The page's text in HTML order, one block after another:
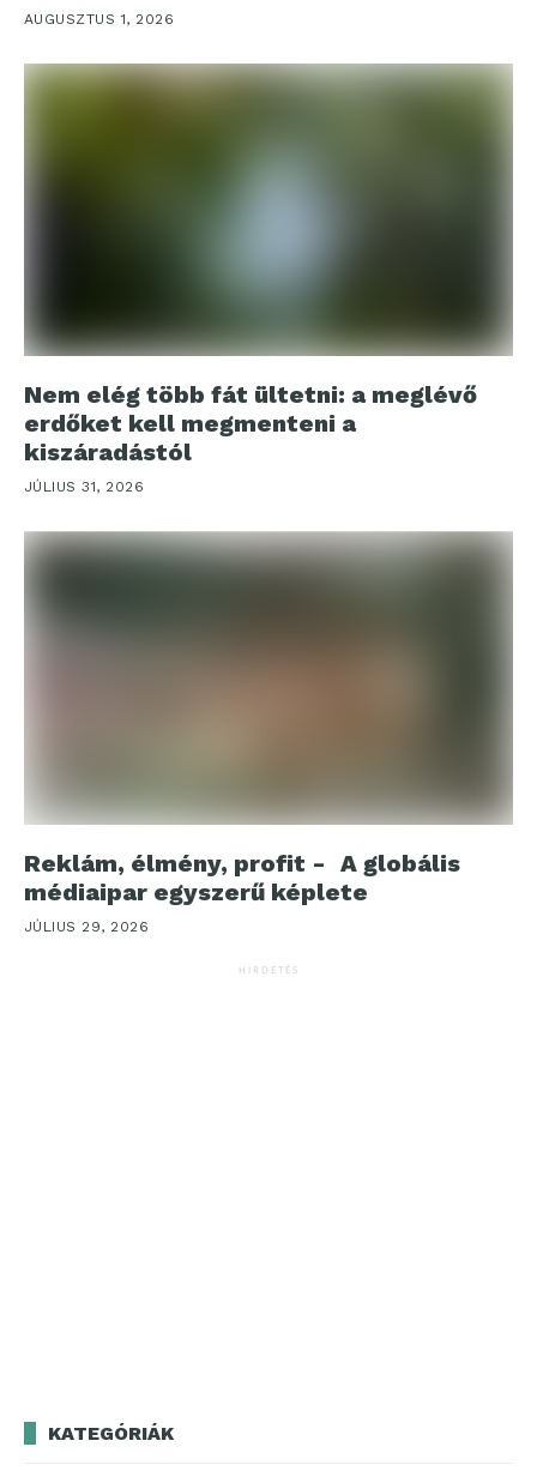
AUGUSZTUS 1, 2026
Nem elég több fát ültetni: a meglévő
erdőket kell megmenteni a
kiszáradástól
JÚLIUS 31, 2026
Reklám, élmény, profit - A globális
médiaipar egyszerű képlete
JÚLIUS 29, 2026
HIRDETÉS
KATEGÓRIÁK